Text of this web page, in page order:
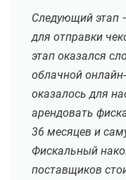
Следующий этап
для отправки
этап оказался
облачной
оказалось для
арендовать
36 месяцев и
Фискальный
поставщиков